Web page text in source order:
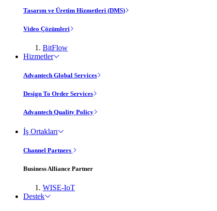
Tasarım ve Üretim Hizmetleri (DMS)
Video Çözümleri
BitFlow
Hizmetler
Advantech Global Services
Design To Order Services
Advantech Quality Policy
İş Ortakları
Channel Partners
Business Alliance Partner
WISE-IoT
Destek